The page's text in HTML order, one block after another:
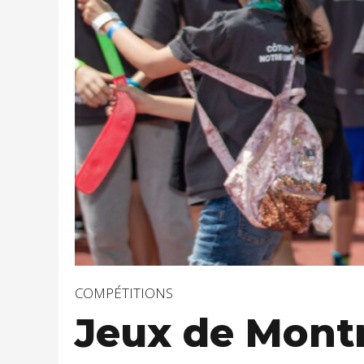
COMPÉTITIONS
Jeux de